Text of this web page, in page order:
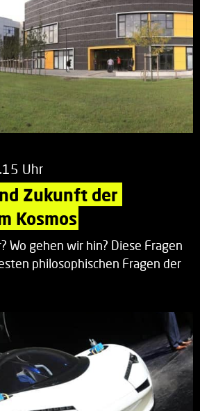
Uhr
Zukunft der
Kosmos
Wo gehen wir hin? Diese Fragen
philosophischen Fragen der